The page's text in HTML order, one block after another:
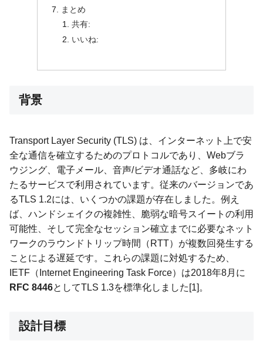
まとめ
共有:
いいね:
背景
Transport Layer Security (TLS) は、インターネット上で安
全な通信を確立するためのプロトコルであり、Webブラ
ウジング、電子メール、音声/ビデオ通話など、多岐にわ
たるサービスで利用されています。従来のバージョンであ
るTLS 1.2には、いくつかの課題が存在しました。例え
ば、ハンドシェイクの複雑性、脆弱な暗号スイートの利用
可能性、そして完全なセッション確立までに必要なネット
ワークのラウンドトリップ時間（RTT）が複数回発生する
ことによる遅延です。これらの課題に対処するため、
IETF（Internet Engineering Task Force）は2018年8月に
RFC 8446としてTLS 1.3を標準化しました[1]。
設計目標